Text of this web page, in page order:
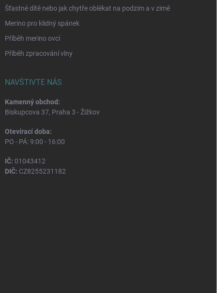
Šťastné dítě nebo jak chytře oblékat na podzim a v zimě
Merino pro klidný spánek
Příběh merino ovcí
Příběh zpracování vlny
NAVŠTIVTE NÁS
Kamenný obchod:
Biskupcova 37, Praha 3 - Žižkov
Otevírací doba:
PO - PÁ: 9:00 - 16:00
IČ: 01043412
DIČ: CZ8255231182